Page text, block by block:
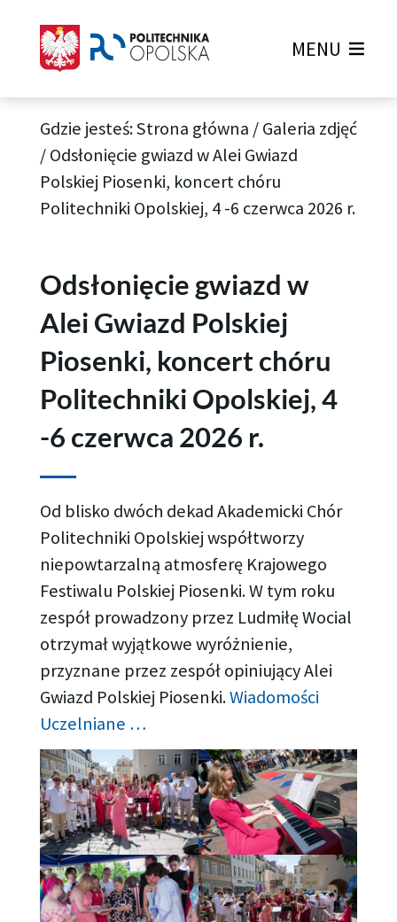
MENU
Gdzie jesteś:Strona główna /Galeria zdjęć
/Odsłonięcie gwiazd w Alei Gwiazd
Polskiej Piosenki, koncert chóru
Politechniki Opolskiej, 4 -6 czerwca 2026 r.
Odsłonięcie gwiazd w
Alei Gwiazd Polskiej
Piosenki, koncert chóru
Politechniki Opolskiej, 4
-6 czerwca 2026 r.
Od blisko dwóch dekad Akademicki Chór
Politechniki Opolskiej współtworzy
niepowtarzalną atmosferę Krajowego
Festiwalu Polskiej Piosenki. W tym roku
zespół prowadzony przez Ludmiłę Wocial
otrzymał wyjątkowe wyróżnienie,
przyznane przez zespół opiniujący Alei
Gwiazd Polskiej Piosenki.Wiadomości
Uczelniane …